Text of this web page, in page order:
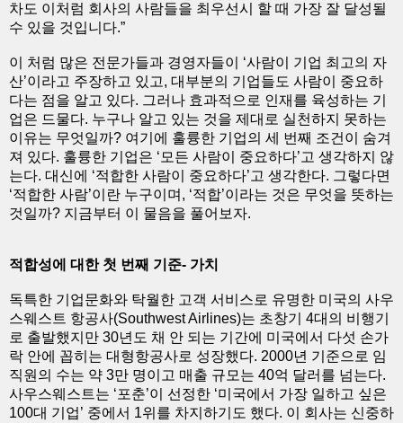
차도 이처럼 회사의 사람들을 최우선시 할 때 가장 잘 달성될
수 있을 것입니다.”
이 처럼 많은 전문가들과 경영자들이 ‘사람이 기업 최고의 자
산’이라고 주장하고 있고, 대부분의 기업들도 사람이 중요하
다는 점을 알고 있다. 그러나 효과적으로 인재를 육성하는 기
업은 드물다. 누구나 알고 있는 것을 제대로 실천하지 못하는
이유는 무엇일까? 여기에 훌륭한 기업의 세 번째 조건이 숨겨
져 있다. 훌륭한 기업은 ‘모든 사람이 중요하다’고 생각하지 않
는다. 대신에 ‘적합한 사람이 중요하다’고 생각한다. 그렇다면
‘적합한 사람’이란 누구이며, ‘적합’이라는 것은 무엇을 뜻하는
것일까? 지금부터 이 물음을 풀어보자.
적합성에 대한 첫 번째 기준- 가치
독특한 기업문화와 탁월한 고객 서비스로 유명한 미국의 사우
스웨스트 항공사(Southwest Airlines)는 초창기 4대의 비행기
로 출발했지만 30년도 채 안 되는 기간에 미국에서 다섯 손가
락 안에 꼽히는 대형항공사로 성장했다. 2000년 기준으로 임
직원의 수는 약 3만 명이고 매출 규모는 40억 달러를 넘는다.
사우스웨스트는 ‘포춘’이 선정한 ‘미국에서 가장 일하고 싶은
100대 기업’ 중에서 1위를 차지하기도 했다. 이 회사는 신중하